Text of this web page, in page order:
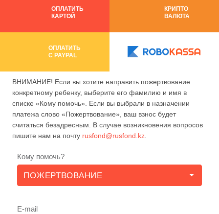
ОПЛАТИТЬ
КАРТОЙ
КРИПТО
ВАЛЮТА
ОПЛАТИТЬ
C PAYPAL
ВНИМАНИЕ! Если вы хотите направить пожертвование
конкретному ребенку, выберите его фамилию и имя в
списке «Кому помочь». Если вы выбрали в назначении
платежа слово «Пожертвование», ваш взнос будет
считаться безадресным. В случае возникновения вопросов
пишите нам на почту rusfond@rusfond.kz
Кому помочь?
E-mail